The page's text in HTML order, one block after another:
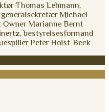
Thomas Lehmann,
Michael
Owner Marianne Bernt
bestyrelsesformand
Peter Holst-Beck